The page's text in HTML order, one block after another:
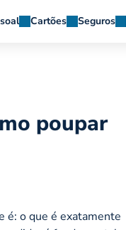
Cartões Seguros
poupar
é: o que é exatamente